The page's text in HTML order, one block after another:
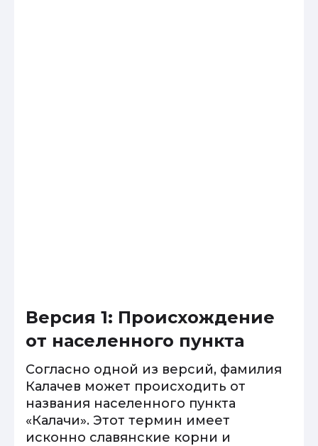
Версия 1: Происхождение
от населенного пункта
Согласно одной из версий, фамилия
Калачев может происходить от
названия населенного пункта
«Калачи». Этот термин имеет
исконно славянские корни и